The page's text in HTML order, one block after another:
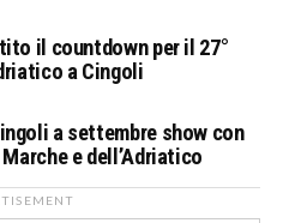
il countdown per il 27°
a Cingoli
a settembre show con
e dell’Adriatico